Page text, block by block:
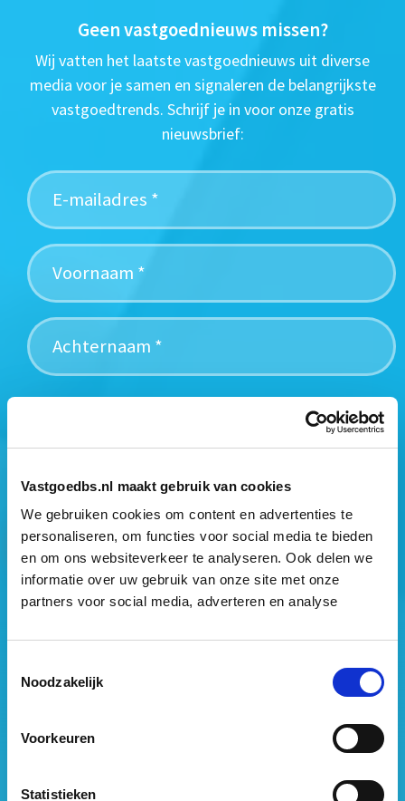
Vastgoedbs.nl maakt gebruik van cookies
We gebruiken cookies om content en advertenties te
personaliseren, om functies voor social media te bieden
en om ons websiteverkeer te analyseren. Ook delen we
informatie over uw gebruik van onze site met onze
partners voor social media, adverteren en analyse
Noodzakelijk
Voorkeuren
Statistieken
Geen vastgoednieuws missen?
Wij vatten het laatste vastgoednieuws uit diverse
media voor je samen en signaleren de belangrijkste
vastgoedtrends. Schrijf je in voor onze gratis
nieuwsbrief:
Mogen wij jouw gegevens opslaan?*
Ja, ik geef toestemming om mijn gegevens op te slaan
Vastgoed Business School
5617 AM Eindhoven